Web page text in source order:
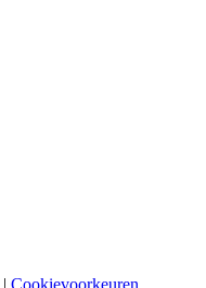
| Cookievoorkeuren